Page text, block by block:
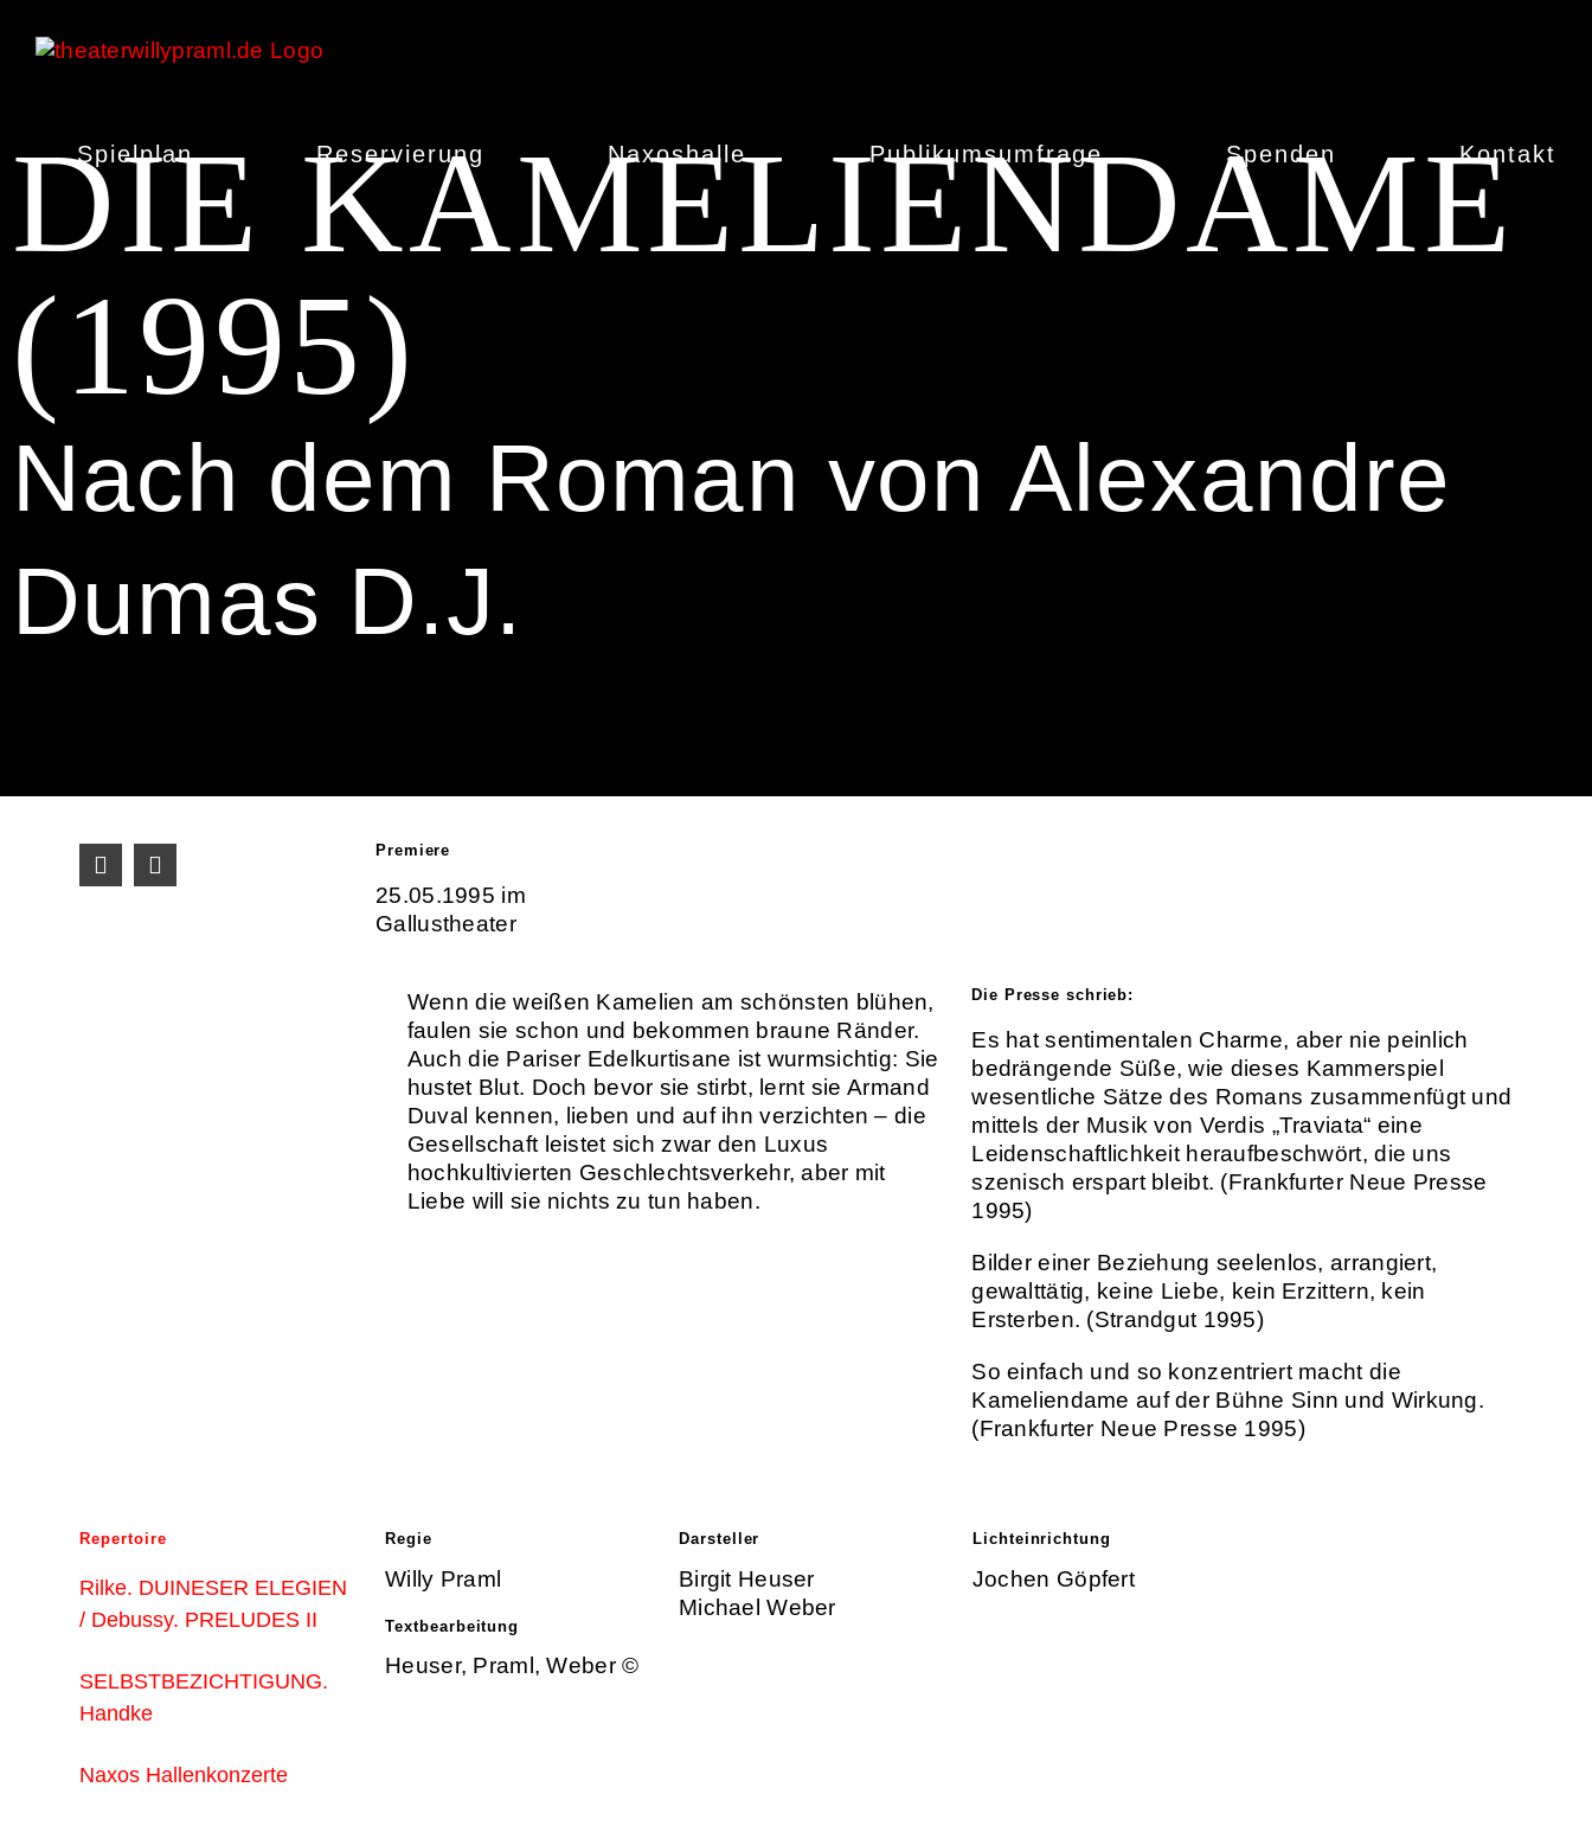
Inhalt
Spielplan Reservierung Naxoshalle Publikumsumfrage Spenden Kontakt
DIE KAMELIENDAME
(1995)
Nach dem Roman von Alexandre
Dumas D.J.
Premiere
25.05.1995 im
Gallustheater
Wenn die weißen Kamelien am schönsten blühen,
faulen sie schon und bekommen braune Ränder.
Auch die Pariser Edelkurtisane ist wurmsichtig: Sie
hustet Blut. Doch bevor sie stirbt, lernt sie Armand
Duval kennen, lieben und auf ihn verzichten – die
Gesellschaft leistet sich zwar den Luxus
hochkultivierten Geschlechtsverkehr, aber mit
Liebe will sie nichts zu tun haben.
Die Presse schrieb:
Es hat sentimentalen Charme, aber nie peinlich
bedrängende Süße, wie dieses Kammerspiel
wesentliche Sätze des Romans zusammenfügt und
mittels der Musik von Verdis „Traviata“ eine
Leidenschaftlichkeit heraufbeschwört, die uns
szenisch erspart bleibt. (Frankfurter Neue Presse
1995)
Bilder einer Beziehung seelenlos, arrangiert,
gewalttätig, keine Liebe, kein Erzittern, kein
Ersterben. (Strandgut 1995)
So einfach und so konzentriert macht die
Kameliendame auf der Bühne Sinn und Wirkung.
(Frankfurter Neue Presse 1995)
Repertoire
Rilke. DUINESER ELEGIEN
/ Debussy. PRELUDES II
SELBSTBEZICHTIGUNG.
Handke
Naxos Hallenkonzerte
Regie
Willy Praml
Textbearbeitung
Heuser, Praml, Weber ©
Darsteller
Birgit Heuser
Michael Weber
Lichteinrichtung
Jochen Göpfert